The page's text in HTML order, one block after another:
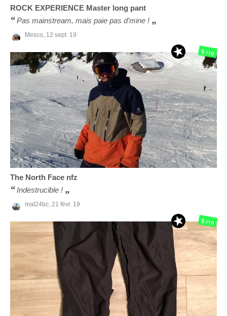
ROCK EXPERIENCE Master long pant
Pas mainstream, mais paie pas d'mine !
Mesco, 12 sept. 19
The North Face nfz
Indestrucible !
mat24bc, 21 févr. 19
9/10
9/10